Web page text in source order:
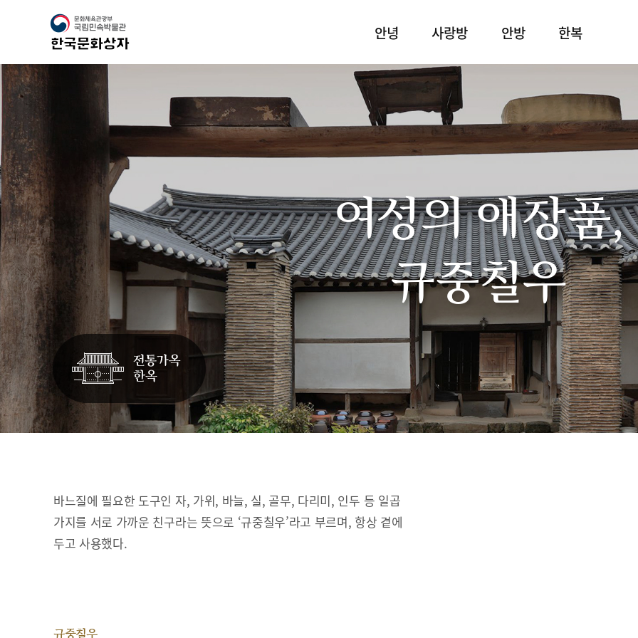
안녕 사랑방 안방 한복
여성의 애장품,
규중칠우
바느질에 필요한 도구인 자, 가위, 바늘, 실, 골무, 다리미, 인두 등 일곱
가지를 서로 가까운 친구라는 뜻으로 ‘규중칠우’라고 부르며, 항상 곁에
두고 사용했다.
규중칠우